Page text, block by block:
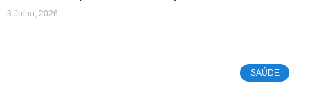
3 Julho, 2026
SAÚDE